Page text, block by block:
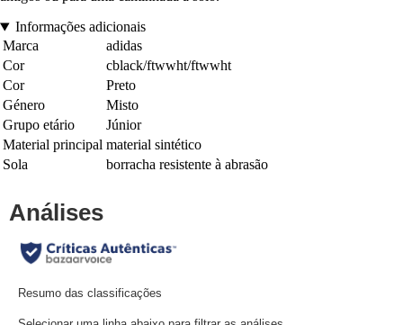
Informações adicionais
Marca
adidas
Cor
cblack/ftwwht/ftwwht
Cor
Preto
Género
Misto
Grupo etário
Júnior
Material principal material sintético
Sola
borracha resistente à abrasão